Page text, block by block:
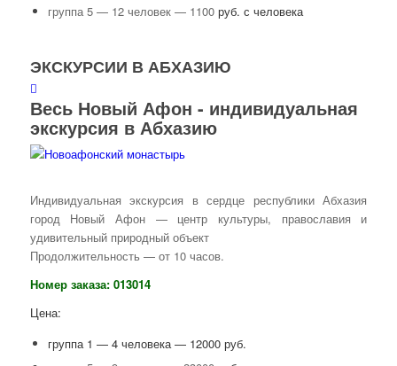
группа 5 — 12 человек — 1100руб. с человека
ЭКСКУРСИИ В АБХАЗИЮ
Весь Новый Афон - индивидуальная
экскурсия в Абхазию
Индивидуальная экскурсия в сердце республики Абхазия
город Новый Афон — центр культуры, православия и
удивительный природный объект
Продолжительность — от 10 часов.
Номер заказа: 013014
Цена:
группа 1 — 4 человека — 12000 руб.